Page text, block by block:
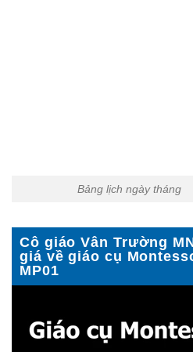
Bảng lịch ngày tháng
Cô giáo Vân Trường
giá về giáo cụ
MP01